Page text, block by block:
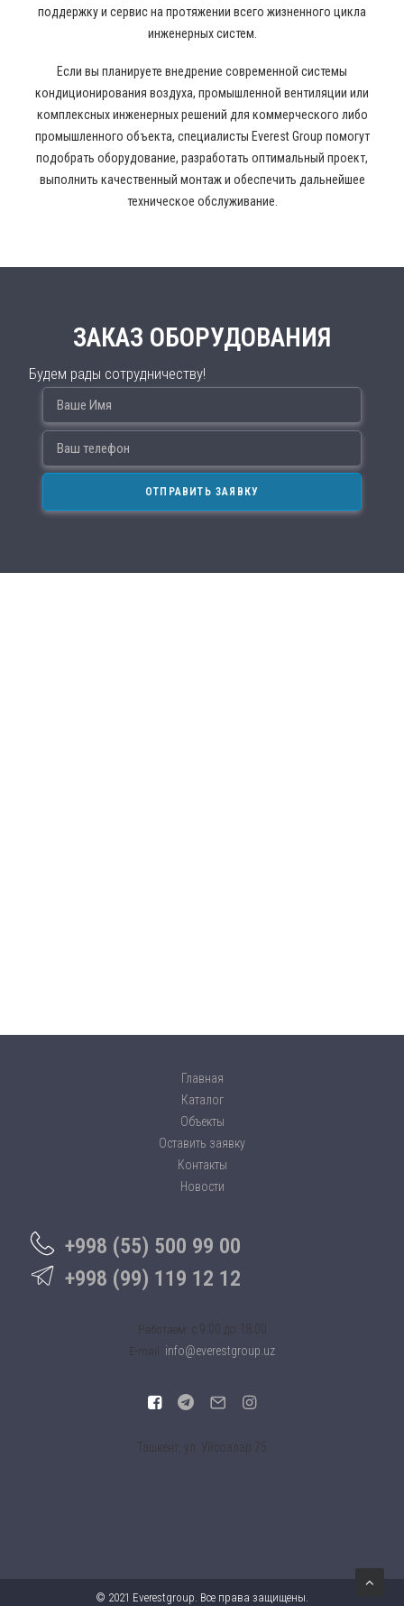
поддержку и сервис на протяжении всего жизненного цикла
инженерных систем.
Если вы планируете внедрение современной системы
кондиционирования воздуха, промышленной вентиляции или
комплексных инженерных решений для коммерческого либо
промышленного объекта, специалисты Everest Group помогут
подобрать оборудование, разработать оптимальный проект,
выполнить качественный монтаж и обеспечить дальнейшее
техническое обслуживание.
ЗАКАЗ ОБОРУДОВАНИЯ
Будем рады сотрудничеству!
Главная
Каталог
Объекты
Оставить заявку
Контакты
Новости
+998 (55) 500 99 00
+998 (99) 119 12 12
Работаем: c 9:00 до 18:00
E-mail: info@everestgroup.uz
Ташкент, ул. Уйсозлар 75
© 2021 Everestgroup. Все права защищены.